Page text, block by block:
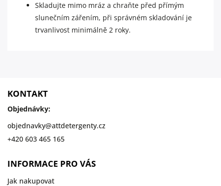
Skladujte mimo mráz a chraňte před přímým
slunečním zářením, při správném skladování je
trvanlivost minimálně 2 roky.
KONTAKT
Objednávky:
objednavky@attdetergenty.cz
+420 603 465 165
INFORMACE PRO VÁS
Jak nakupovat